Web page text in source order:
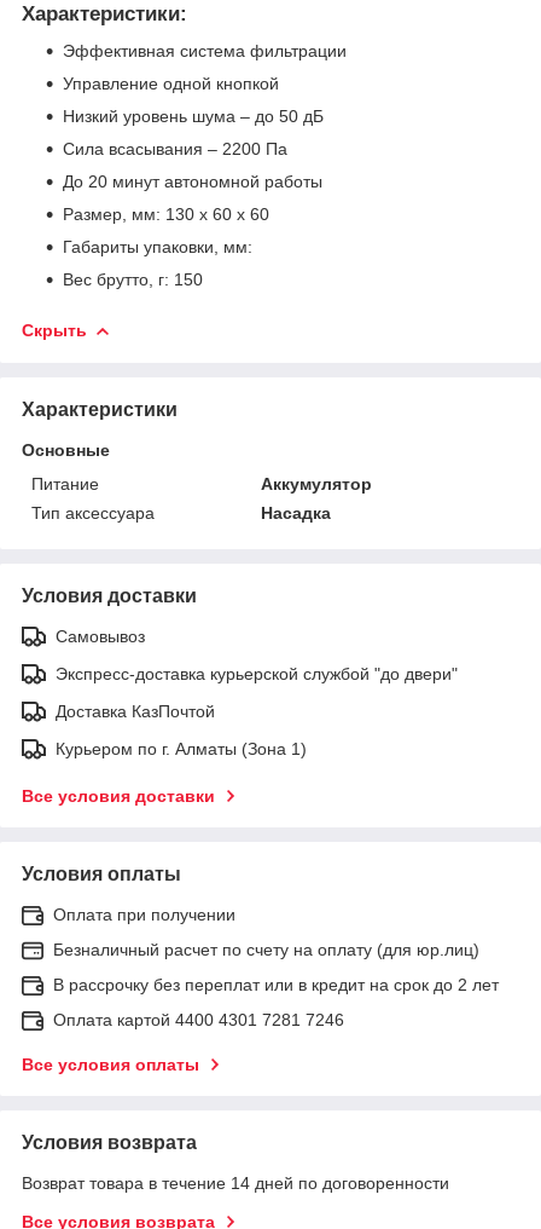
Характеристики:
Эффективная система фильтрации
Управление одной кнопкой
Низкий уровень шума – до 50 дБ
Сила всасывания – 2200 Па
До 20 минут автономной работы
Размер, мм: 130 х 60 х 60
Габариты упаковки, мм:
Вес брутто, г: 150
Скрыть
Характеристики
Основные
Питание
Аккумулятор
Тип аксессуара
Насадка
Условия доставки
Самовывоз
Экспресс-доставка курьерской службой "до двери"
Доставка КазПочтой
Курьером по г. Алматы (Зона 1)
Все условия доставки
Условия оплаты
Оплата при получении
Безналичный расчет по счету на оплату (для юр.лиц)
В рассрочку без переплат или в кредит на срок до 2 лет
Оплата картой 4400 4301 7281 7246
Все условия оплаты
Условия возврата
Возврат товара в течение 14 дней по договоренности
Все условия возврата